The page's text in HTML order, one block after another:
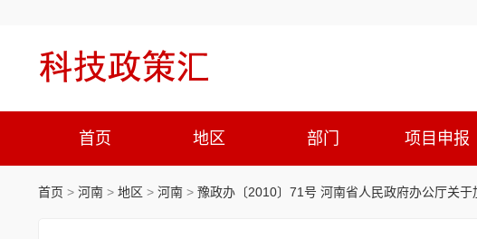
首页 地区 部门 项目申报
首页 > 河南 > 地区 > 河南 > 豫政办〔2010〕71号 河南省人民政府办公厅关